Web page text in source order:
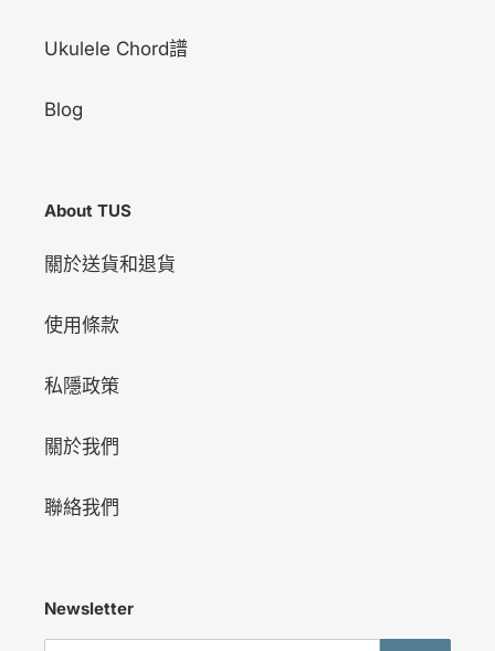
Ukulele Chord譜
Blog
About TUS
關於送貨和退貨
使用條款
私隱政策
關於我們
聯絡我們
Newsletter